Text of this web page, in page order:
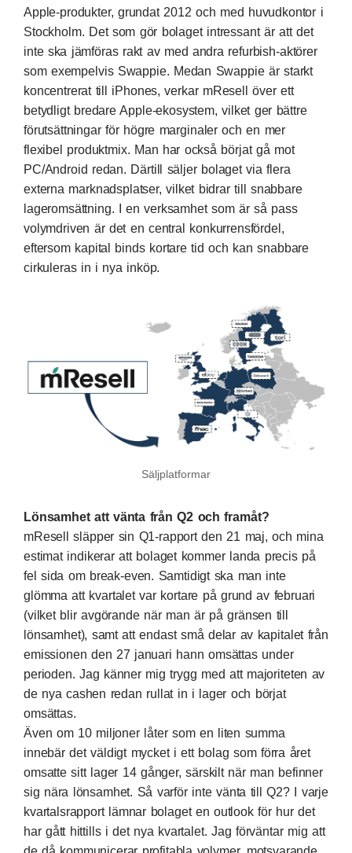
Apple-produkter, grundat 2012 och med huvudkontor i
Stockholm. Det som gör bolaget intressant är att det
inte ska jämföras rakt av med andra refurbish-aktörer
som exempelvis Swappie. Medan Swappie är starkt
koncentrerat till iPhones, verkar mResell över ett
betydligt bredare Apple-ekosystem, vilket ger bättre
förutsättningar för högre marginaler och en mer
flexibel produktmix. Man har också börjat gå mot
PC/Android redan. Därtill säljer bolaget via flera
externa marknadsplatser, vilket bidrar till snabbare
lageromsättning. I en verksamhet som är så pass
volymdriven är det en central konkurrensfördel,
eftersom kapital binds kortare tid och kan snabbare
cirkuleras in i nya inköp.
Säljplatformar
Lönsamhet att vänta från Q2 och framåt?
mResell släpper sin Q1-rapport den 21 maj, och mina
estimat indikerar att bolaget kommer landa precis på
fel sida om break-even. Samtidigt ska man inte
glömma att kvartalet var kortare på grund av februari
(vilket blir avgörande när man är på gränsen till
lönsamhet), samt att endast små delar av kapitalet från
emissionen den 27 januari hann omsättas under
perioden. Jag känner mig trygg med att majoriteten av
de nya cashen redan rullat in i lager och börjat
omsättas.
Även om 10 miljoner låter som en liten summa
innebär det väldigt mycket i ett bolag som förra året
omsatte sitt lager 14 gånger, särskilt när man befinner
sig nära lönsamhet. Så varför inte vänta till Q2? I varje
kvartalsrapport lämnar bolaget en outlook för hur det
har gått hittills i det nya kvartalet. Jag förväntar mig att